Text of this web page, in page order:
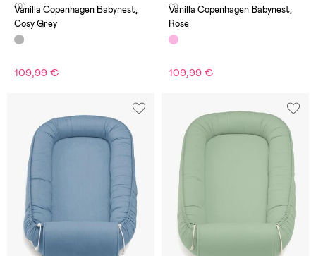
(0)
Vanilla Copenhagen Babynest,
Cosy Grey
109,99 €
(1)
Vanilla Copenhagen Babynest,
Rose
109,99 €